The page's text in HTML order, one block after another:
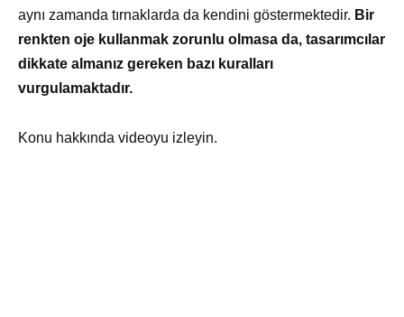
aynı zamanda tırnaklarda da kendini göstermektedir. Bir
renkten oje kullanmak zorunlu olmasa da, tasarımcılar
dikkate almanız gereken bazı kuralları
vurgulamaktadır.
Konu hakkında videoyu izleyin.